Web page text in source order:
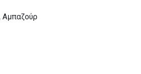
Αμπαζούρ